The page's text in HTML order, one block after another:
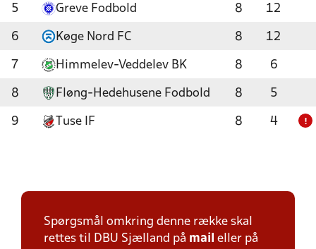
5 Greve Fodbold 8 12
6 Køge Nord FC 8 12
7 Himmelev-Veddelev BK 8 6
8 Fløng-Hedehusene Fodbold 8 5
9 Tuse IF 8 4 !
Spørgsmål omkring denne række skal
rettes til DBU Sjælland på mail eller på